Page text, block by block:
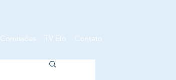
Comissões TV Elo Contato